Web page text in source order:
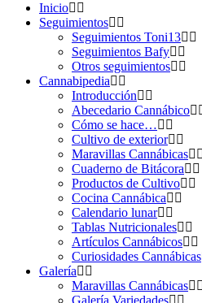
Inicio
Seguimientos
Seguimientos Toni13
Seguimientos Bafy
Otros seguimientos
Cannabipedia
Introducción
Abecedario Cannábico
Cómo se hace…
Cultivo de exterior
Maravillas Cannábicas
Cuaderno de Bitácora
Productos de Cultivo
Cocina Cannábica
Calendario lunar
Tablas Nutricionales
Artículos Cannábicos
Curiosidades Cannábicas
Galería
Maravillas Cannábicas
Galería Variedades